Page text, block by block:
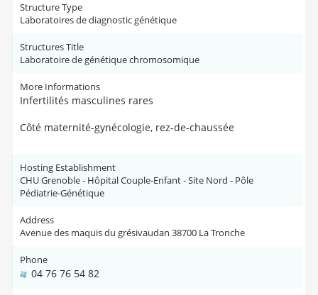
Structure Type
Laboratoires de diagnostic génétique
Structures Title
Laboratoire de génétique chromosomique
More Informations
Infertilités masculines rares
Côté maternité-gynécologie, rez-de-chaussée
Hosting Establishment
CHU Grenoble - Hôpital Couple-Enfant - Site Nord - Pôle
Pédiatrie-Génétique
Address
Avenue des maquis du grésivaudan 38700 La Tronche
Phone
04 76 76 54 82